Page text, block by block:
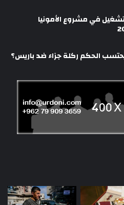
في مشروع الأمونيا
الحكم ركلة جزاء ضد باريس؟